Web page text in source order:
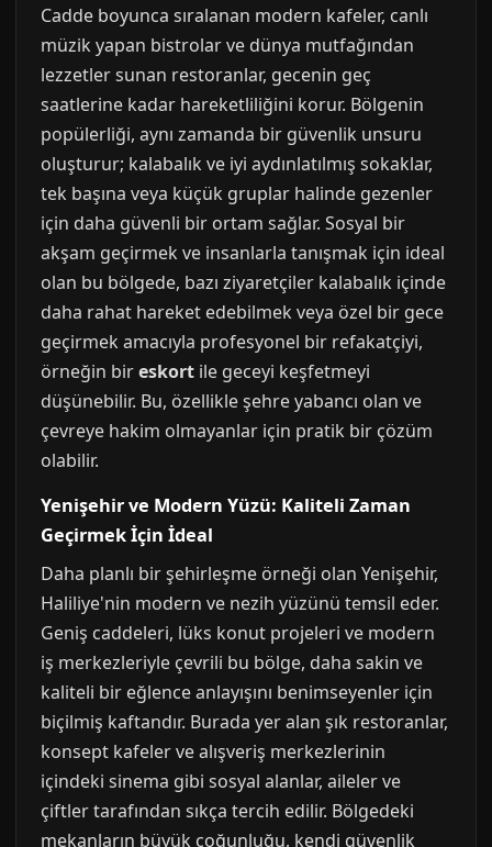
Cadde boyunca sıralanan modern kafeler, canlı
müzik yapan bistrolar ve dünya mutfağından
lezzetler sunan restoranlar, gecenin geç
saatlerine kadar hareketliliğini korur. Bölgenin
popülerliği, aynı zamanda bir güvenlik unsuru
oluşturur; kalabalık ve iyi aydınlatılmış sokaklar,
tek başına veya küçük gruplar halinde gezenler
için daha güvenli bir ortam sağlar. Sosyal bir
akşam geçirmek ve insanlarla tanışmak için ideal
olan bu bölgede, bazı ziyaretçiler kalabalık içinde
daha rahat hareket edebilmek veya özel bir gece
geçirmek amacıyla profesyonel bir refakatçiyi,
örneğin bireskort ile geceyi keşfetmeyi
düşünebilir. Bu, özellikle şehre yabancı olan ve
çevreye hakim olmayanlar için pratik bir çözüm
olabilir.
Yenişehir ve Modern Yüzü: Kaliteli Zaman
Geçirmek İçin İdeal
Daha planlı bir şehirleşme örneği olan Yenişehir,
Haliliye'nin modern ve nezih yüzünü temsil eder.
Geniş caddeleri, lüks konut projeleri ve modern
iş merkezleriyle çevrili bu bölge, daha sakin ve
kaliteli bir eğlence anlayışını benimseyenler için
biçilmiş kaftandır. Burada yer alan şık restoranlar,
konsept kafeler ve alışveriş merkezlerinin
içindeki sinema gibi sosyal alanlar, aileler ve
çiftler tarafından sıkça tercih edilir. Bölgedeki
mekanların büyük çoğunluğu, kendi güvenlik